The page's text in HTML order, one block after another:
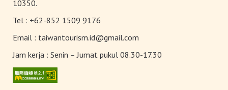
Belanja
10350.
Tel : +62-852 1509 9176
Email : taiwantourism.id@gmail.com
Jam kerja : Senin – Jumat pukul 08.30-17.30